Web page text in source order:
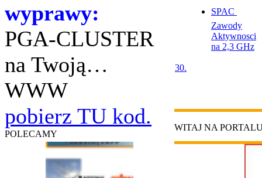
wyprawy:
PGA-CLUSTER
na Twoją…
WWW
pobierz TU kod.
POLECAMY
SPAC 
Zawody
Aktywnosci
na 2,3 GHz
30.
WITAJ NA